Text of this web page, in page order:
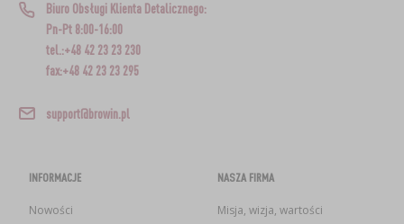
Biuro Obsługi Klienta Detalicznego:
Pn-Pt 8:00-16:00
tel.:+48 42 23 23 230
fax:+48 42 23 23 295
support@browin.pl
INFORMACJE
Nowości
NASZA FIRMA
Misja, wizja, wartości